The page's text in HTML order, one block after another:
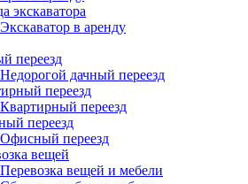
экскаватора
Экскаватор в аренду
переезд
Недорогой дачный переезд
переезд
Квартирный переезд
переезд
Офисный переезд
вещей
Перевозка вещей и мебели